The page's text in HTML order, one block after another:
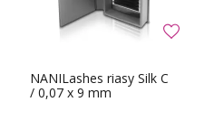
NANILashes riasy Silk C
/ 0,07 x 9 mm